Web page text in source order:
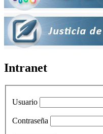
Intranet
Usuario
Contraseña